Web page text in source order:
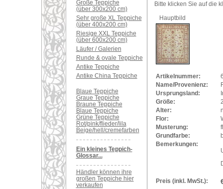
Große Teppiche
(über 300x200 cm)
Sehr große XL Teppiche
(über 400x200 cm)
Riesige XXL Teppiche
(über 600x200 cm)
Läufer / Galerien
Runde & ovale Teppiche
Antike Teppiche
Antike China Teppiche
Blaue Teppiche
Graue Teppiche
Braune Teppiche
Blaue Teppiche
Grüne Teppiche
Rot/pink/flieder/lila
Beige/hell/cremefarben
Ein kleines Teppich-
Glossar...
Händler können ihre
großen Teppiche hier
verkaufen
Bitte klicken Sie auf die
Hauptbild
Artikelnummer:
Name/Provenienz:
Ursprungsland:
Größe:
Alter:
Flor:
Musterung:
Grundfarbe:
Bemerkungen:
Preis (inkl. MwSt.):